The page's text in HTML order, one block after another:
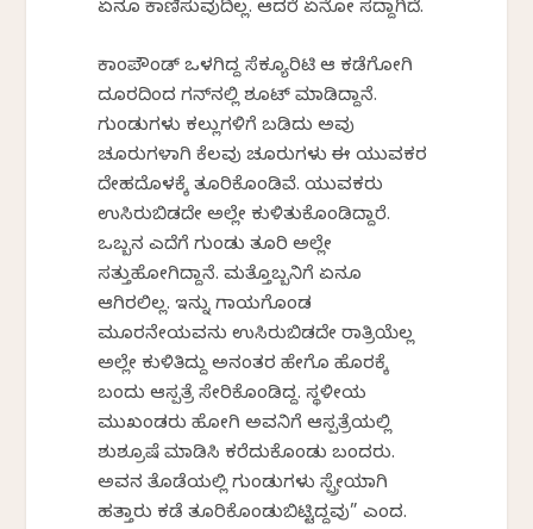
ಏನೂ ಕಾಣಿಸುವುದಿಲ್ಲ. ಆದರೆ ಏನೋ ಸದ್ದಾಗಿದೆ.
ಕಾಂಪೌಂಡ್ ಒಳಗಿದ್ದ ಸೆಕ್ಯೂರಿಟಿ ಆ ಕಡೆಗೋಗಿ
ದೂರದಿಂದ ಗನ್‌ನಲ್ಲಿ ಶೂಟ್ ಮಾಡಿದ್ದಾನೆ.
ಗುಂಡುಗಳು ಕಲ್ಲುಗಳಿಗೆ ಬಡಿದು ಅವು
ಚೂರುಗಳಾಗಿ ಕೆಲವು ಚೂರುಗಳು ಈ ಯುವಕರ
ದೇಹದೊಳಕ್ಕೆ ತೂರಿಕೊಂಡಿವೆ. ಯುವಕರು
ಉಸಿರುಬಿಡದೇ ಅಲ್ಲೇ ಕುಳಿತುಕೊಂಡಿದ್ದಾರೆ.
ಒಬ್ಬನ ಎದೆಗೆ ಗುಂಡು ತೂರಿ ಅಲ್ಲೇ
ಸತ್ತುಹೋಗಿದ್ದಾನೆ. ಮತ್ತೊಬ್ಬನಿಗೆ ಏನೂ
ಆಗಿರಲಿಲ್ಲ. ಇನ್ನು ಗಾಯಗೊಂಡ
ಮೂರನೇಯವನು ಉಸಿರುಬಿಡದೇ ರಾತ್ರಿಯೆಲ್ಲ
ಅಲ್ಲೇ ಕುಳಿತಿದ್ದು ಅನಂತರ ಹೇಗೊ ಹೊರಕ್ಕೆ
ಬಂದು ಆಸ್ಪತ್ರೆ ಸೇರಿಕೊಂಡಿದ್ದ. ಸ್ಥಳೀಯ
ಮುಖಂಡರು ಹೋಗಿ ಅವನಿಗೆ ಆಸ್ಪತ್ರೆಯಲ್ಲಿ
ಶುಶ್ರೂಷೆ ಮಾಡಿಸಿ ಕರೆದುಕೊಂಡು ಬಂದರು.
ಅವನ ತೊಡೆಯಲ್ಲಿ ಗುಂಡುಗಳು ಸ್ಪ್ರೇಯಾಗಿ
ಹತ್ತಾರು ಕಡೆ ತೂರಿಕೊಂಡುಬಿಟ್ಟಿದ್ದವು” ಎಂದ.